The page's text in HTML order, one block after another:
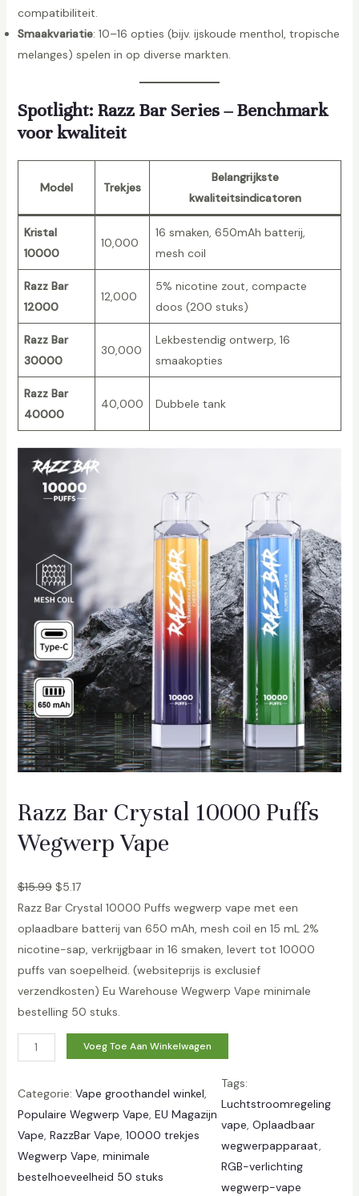
compatibiliteit.
Smaakvariatie: 10–16 opties (bijv. ijskoude menthol, tropische
melanges) spelen in op diverse markten.
Spotlight: Razz Bar Series – Benchmark
voor kwaliteit
Model Trekjes
Belangrijkste
kwaliteitsindicatoren
Kristal
10000
10,000
16 smaken, 650mAh batterij,
mesh coil
Razz Bar
12000
12,000
5% nicotine zout, compacte
doos (200 stuks)
Razz Bar
30000
30,000
Lekbestendig ontwerp, 16
smaakopties
Razz Bar
40000
40,000 Dubbele tank
Razz Bar Crystal 10000 Puffs
Wegwerp Vape
$15.99 $5.17
Razz Bar Crystal 10000 Puffs wegwerp vape met een
oplaadbare batterij van 650 mAh, mesh coil en 15 mL 2%
nicotine-sap, verkrijgbaar in 16 smaken, levert tot 10000
puffs van soepelheid. (websiteprijs is exclusief
verzendkosten) Eu Warehouse Wegwerp Vape minimale
bestelling 50 stuks.
a
Voeg Toe Aan Winkelwagen
Categorie: Vape groothandel winkel
Populaire Wegwerp Vape, EU Magazijn
Vape, RazzBar Vape, 10000 trekjes
Wegwerp Vape, minimale
bestelhoeveelheid 50 stuks
Tags:
Luchtstroomregeling
vape, Oplaadbaar
wegwerpapparaat
RGB-verlichting
wegwerp-vape